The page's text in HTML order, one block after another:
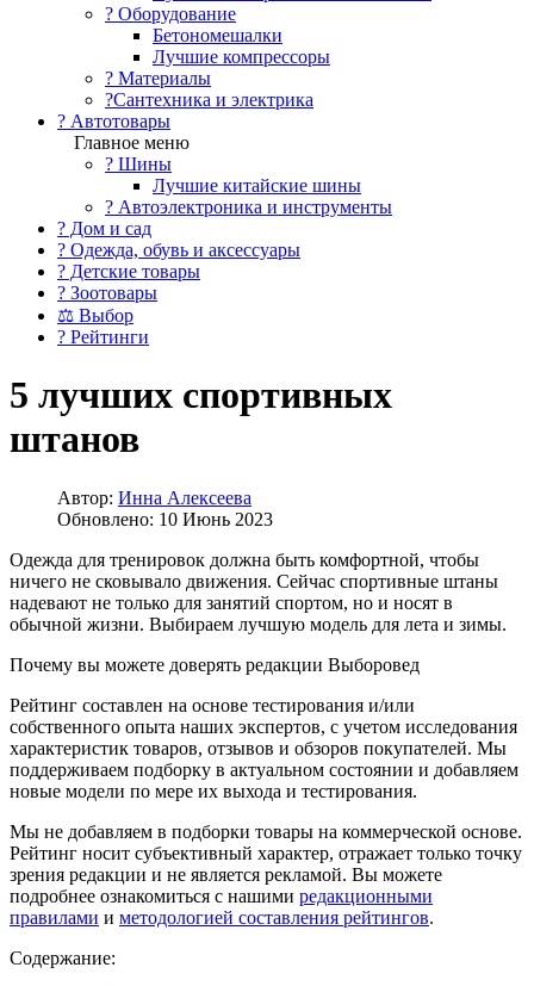
?️ Оборудование
Бетономешалки
Лучшие компрессоры
? Материалы
?Сантехника и электрика
? Автотовары
Главное меню
? Шины
Лучшие китайские шины
? Автоэлектроника и инструменты
? Дом и сад
? Одежда, обувь и аксессуары
? Детские товары
? Зоотовары
⚖ Выбор
? Рейтинги
5 лучших спортивных
штанов
Автор: Инна Алексеева
Обновлено: 10 Июнь 2023
Одежда для тренировок должна быть комфортной, чтобы
ничего не сковывало движения. Сейчас спортивные штаны
надевают не только для занятий спортом, но и носят в
обычной жизни. Выбираем лучшую модель для лета и зимы.
Почему вы можете доверять редакции Выборовед
Рейтинг составлен на основе тестирования и/или
собственного опыта наших экспертов, с учетом исследования
характеристик товаров, отзывов и обзоров покупателей. Мы
поддерживаем подборку в актуальном состоянии и добавляем
новые модели по мере их выхода и тестирования.
Мы не добавляем в подборки товары на коммерческой основе.
Рейтинг носит субъективный характер, отражает только точку
зрения редакции и не является рекламой. Вы можете
подробнее ознакомиться с нашими редакционными
правилами и методологией составления рейтингов.
Содержание: